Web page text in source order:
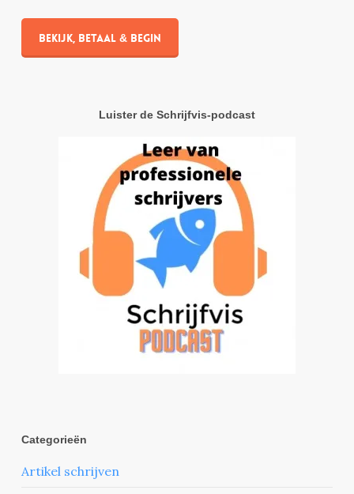
Bekijk, betaal & begin
Luister de Schrijfvis-podcast
Categorieën
Artikel schrijven